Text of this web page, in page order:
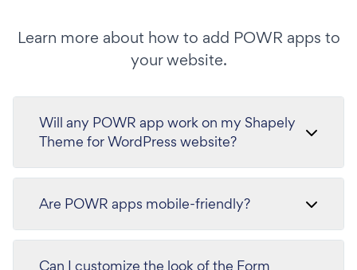
Learn more about how to add POWR apps to
your website.
Will any POWR app work on my Shapely
Theme for WordPress website?
Are POWR apps mobile-friendly?
Can I customize the look of the Form